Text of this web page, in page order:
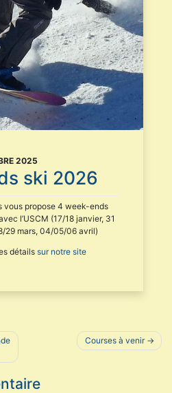
2025
ski 2026
vous propose 4 week-ends
l’USCM (17/18 janvier, 31
29 mars, 04/05/06 avril)
détails sur notre site
Courses à venir